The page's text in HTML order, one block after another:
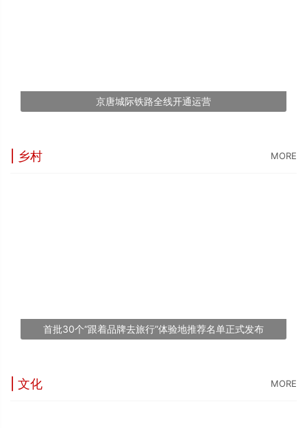
京唐城际铁路全线开通运营
| 乡村 MORE
首批30个“跟着品牌去旅行”体验地推荐名单正式发布
| 文化 MORE